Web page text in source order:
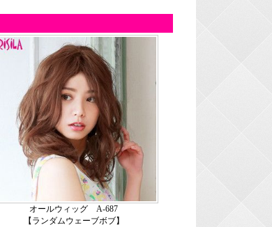
オールウィッグ A-687
【ランダムウェーブボブ】